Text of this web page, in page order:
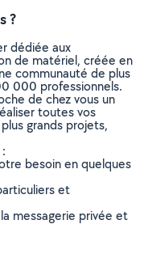
?
dédiée aux
de matériel, créée en
communauté de plus
000 professionnels.
de chez vous un
toutes vos
grands projets,
besoin en quelques
et
messagerie privée et